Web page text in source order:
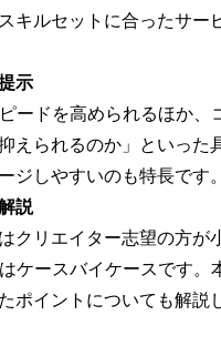
キルセットに合ったサー
示
ードを高められるほか、
えられるのか」といった
ジしやすいのも特長です。
説
クリエイター志望の方が
ケースバイケースです。
ポイントについても解説